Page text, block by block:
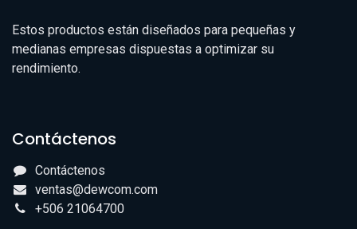
Estos productos están diseñados para pequeñas y
medianas empresas dispuestas a optimizar su
rendimiento.
Contáctenos
Contáctenos
ventas@dewcom.com
+506 21064700